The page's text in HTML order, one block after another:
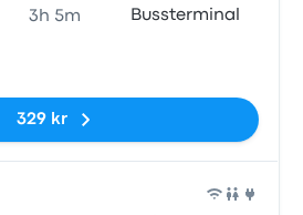
3h 5m Bussterminal
329 kr